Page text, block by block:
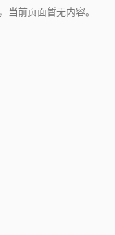
当前页面暂无内容。